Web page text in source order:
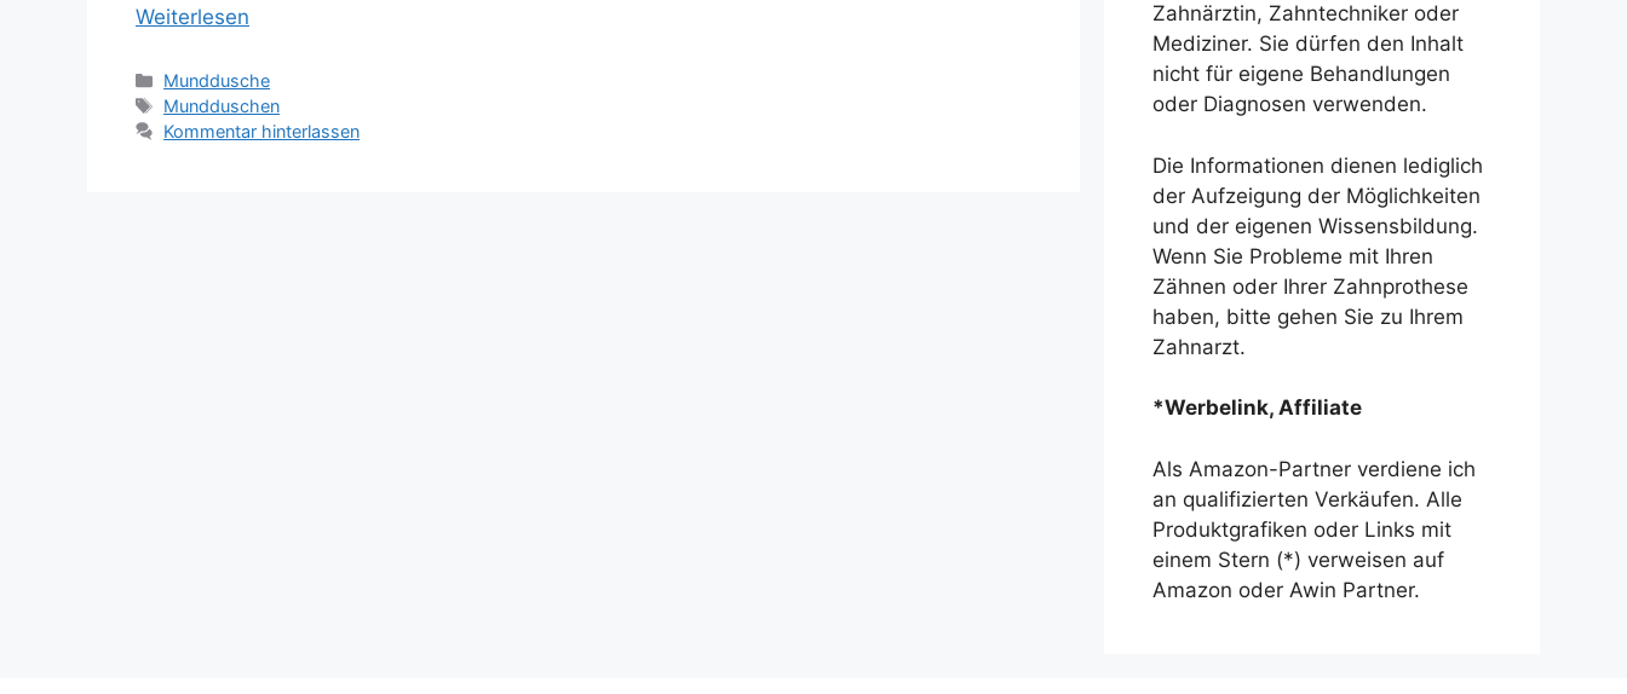
Weiterlesen
Kategorien
Munddusche
Schlagwörter
Mundduschen
Kommentar hinterlassen
Zahnärztin, Zahntechniker oder
Mediziner. Sie dürfen den Inhalt
nicht für eigene Behandlungen
oder Diagnosen verwenden.
Die Informationen dienen lediglich
der Aufzeigung der Möglichkeiten
und der eigenen Wissensbildung.
Wenn Sie Probleme mit Ihren
Zähnen oder Ihrer Zahnprothese
haben, bitte gehen Sie zu Ihrem
Zahnarzt.
*Werbelink, Affiliate
Als Amazon-Partner verdiene ich
an qualifizierten Verkäufen. Alle
Produktgrafiken oder Links mit
einem Stern (*) verweisen auf
Amazon oder Awin Partner.